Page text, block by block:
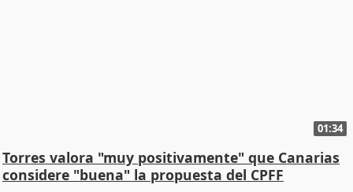
01:34
Torres valora "muy positivamente" que Canarias
considere "buena" la propuesta del CPFF